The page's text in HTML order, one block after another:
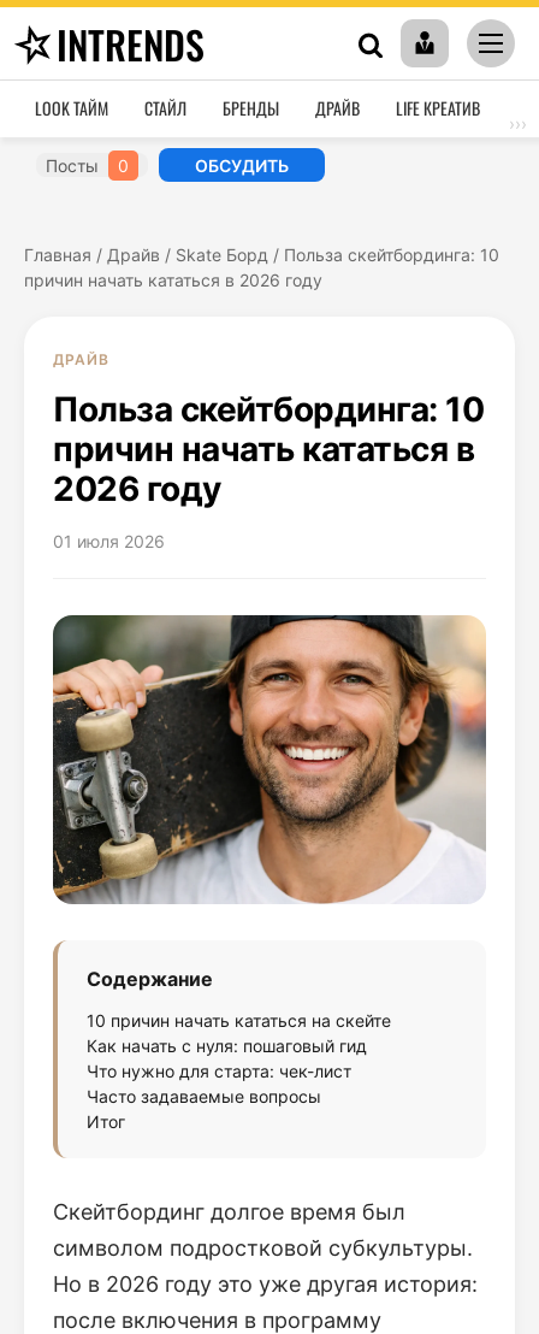
INTRENDS
LOOK ТАЙМ СТАЙЛ БРЕНДЫ ДРАЙВ LIFE КРЕАТИВ
›››
Посты 0 ОБСУДИТЬ
Главная / Драйв / Skate Борд / Польза скейтбординга: 10
причин начать кататься в 2026 году
ДРАЙВ
Польза скейтбординга: 10
причин начать кататься в
2026 году
01 июля 2026
Содержание
10 причин начать кататься на скейте
Как начать с нуля: пошаговый гид
Что нужно для старта: чек-лист
Часто задаваемые вопросы
Итог
Скейтбординг долгое время был
символом подростковой субкультуры.
Но в 2026 году это уже другая история:
после включения в программу